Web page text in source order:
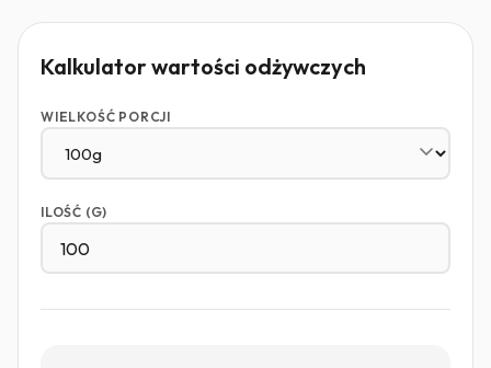
Kalkulator wartości odżywczych
WIELKOŚĆ PORCJI
ILOŚĆ (G)